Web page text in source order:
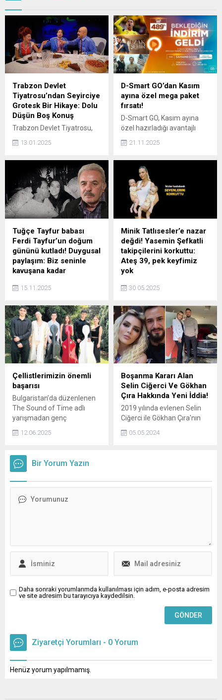
Trabzon Devlet
Tiyatrosu’ndan Seyirciye
Grotesk Bir Hikaye: Dolu
Düşün Boş Konuş
Trabzon Devlet Tiyatrosu,
aldığı ve Haluk Bilginer’in
Düşün Boş Konuş adlı tek
perdelik oyunu izleyiciyle
buluşturuyor
13.01.2025
D-Smart GO’dan Kasım
ayına özel mega paket
fırsatı!
D-Smart GO, Kasım ayına
özel hazırladığı avantajlı
dünyasına herkesi davet
21.11.2025
Tuğçe Tayfur babası
Ferdi Tayfur’un doğum
gününü kutladı! Duygusal
paylaşım: Biz seninle
kavuşana kadar
ölümünün ardından aile
vasiyet anlaşmazlığı
sürerken kızı Tuğçe
Tayfur'dan duygusal mesaj
geldi. Ferdi Tayfur'un doğum
gününü kutlayan Tuğçe
Tayfur, Sana anlatacak o
kadar çok şeyim var ki dedi.
15.11.2025
Minik Tatlısesler’e nazar
değdi! Yasemin Şefkatli
takipçilerini korkuttu:
Ateş 39, pek keyfimiz
yok
Şefkatli ve İdo Tatlıses'in
Ünlü fenomen ateş 39
notuyla paylaştı.
30.05.2025
Çellistlerimizin önemli
başarısı
Bulgaristan’da düzenlenen
The Sound of Time adlı
yarışmadan genç
döndü.
12.06.2025
Boşanma Kararı Alan
Selin Ciğerci Ve Gökhan
Çıra Hakkında Yeni İddia!
2019 yılında evlenen Selin
Ciğerci ile Gökhan Çıra'nın
sosyal medyaya damga
05.05.2024
Bir Yorum Yazın
Daha sonraki yorumlarımda kullanılması için adım, e-posta adresim
ve site adresim bu tarayıcıya kaydedilsin.
Ziyaretçi Yorumları - 0 Yorum
Henüz yorum yapılmamış.